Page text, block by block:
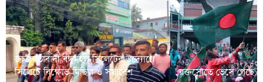
জাতীয়তাবাদী বন্ধুমহল সিলেটের উদ্যোগে
সিলেটে বিক্ষোভ মিছিল ও সমাবেশ
রক্তস্রোতে ভেসে গেছে